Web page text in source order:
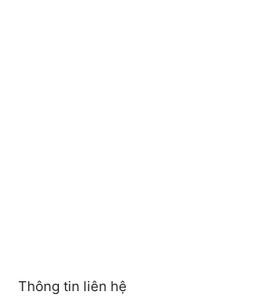
Thông tin liên hệ